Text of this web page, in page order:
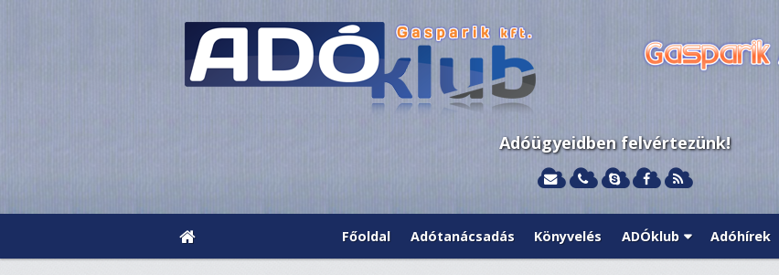
Adóügyeidben felvértezünk!
Főoldal Adótanácsadás Könyvelés ADÓklub Adóhírek